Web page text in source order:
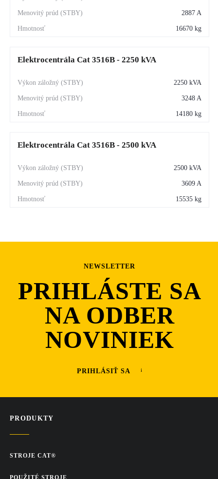
2887 A
16670 kg
Elektrocentrála Cat 3516B - 2250 kVA
2250 kVA
3248 A
14180 kg
Elektrocentrála Cat 3516B - 2500 kVA
2500 kVA
3609 A
15535 kg
NEWSLETTER
PRIHLÁSTE SA
NA ODBER
NOVINIEK
PRIHLÁSIŤ SA
PRODUKTY
STROJE CAT®
POUŽITÉ STROJE